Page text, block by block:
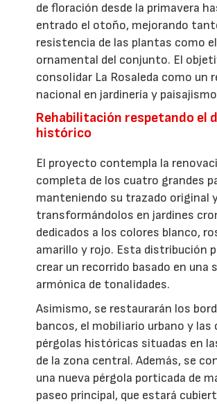
de floración desde la primavera
entrado el otoño, mejorando
resistencia de las plantas como
ornamental del conjunto. El
consolidar La Rosaleda como un
nacional en jardinería y
Rehabilitación respetando el
histórico
El proyecto contempla la
completa de los cuatro grandes
manteniendo su trazado original
transformándolos en jardines
dedicados a los colores blanco,
amarillo y rojo. Esta distribución
crear un recorrido basado en una
armónica de tonalidades.
Asimismo, se restaurarán los
bancos, el mobiliario urbano y las
pérgolas históricas situadas en
de la zona central. Además, se
una nueva pérgola porticada de
paseo principal, que estará